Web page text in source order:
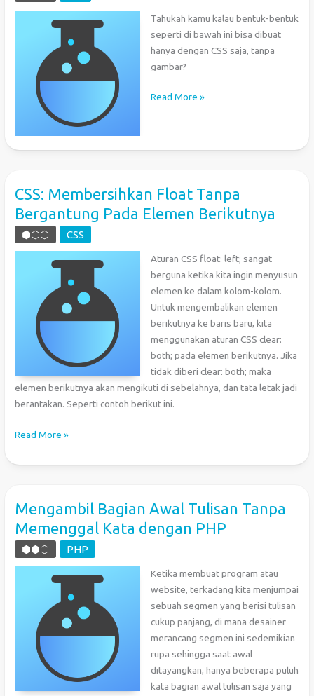
Tahukah kamu kalau bentuk-bentuk
seperti di bawah ini bisa dibuat
hanya dengan CSS saja, tanpa
gambar?
Membuat
Read More »
CSS: Membersihkan Float Tanpa
Bergantung Pada Elemen Berikutnya
⬢⬡⬡ CSS
Aturan CSS float: left; sangat
berguna ketika kita ingin menyusun
elemen ke dalam kolom-kolom.
Untuk mengembalikan elemen
berikutnya ke baris baru, kita
menggunakan aturan CSS clear:
both; pada elemen berikutnya. Jika
tidak diberi clear: both; maka
elemen berikutnya akan mengikuti di sebelahnya, dan tata letak jadi
berantakan. Seperti contoh berikut ini.
CSS:
Float
Pada
Elemen
Berikutnya
Read More »
Mengambil Bagian Awal Tulisan Tanpa
Memenggal Kata dengan PHP
⬢⬢⬡ PHP
Ketika membuat program atau
website, terkadang kita menjumpai
sebuah segmen yang berisi tulisan
cukup panjang, di mana desainer
merancang segmen ini sedemikian
rupa sehingga saat awal
ditayangkan, hanya beberapa puluh
kata bagian awal tulisan saja yang